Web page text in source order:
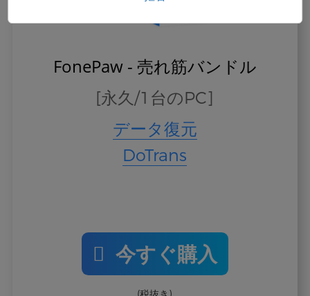
FonePaw - 売れ筋バンドル
[永久/1台のPC]
データ復元
DoTrans
今すぐ購入